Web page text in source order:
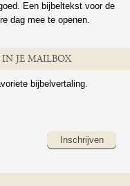
Een bijbeltekst voor de
dag mee te openen.
IN JE MAILBOX
bijbelvertaling.
Inschrijven